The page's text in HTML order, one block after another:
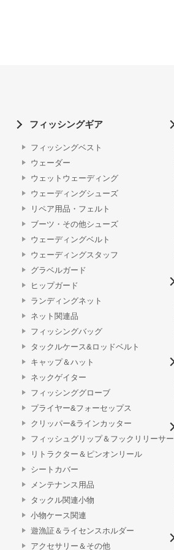
フィッシングギア
フィッシングベスト
ウェーダー
ウェットウェーディング
ウェーディングシューズ
リペア用品・フェルト
ブーツ・その他シューズ
ウェーディングベルト
ウェーディングスタッフ
グラベルガード
ヒップガード
ランディングネット
ネット関連品
フィッシングバッグ
タックルケース&ロッドベルト
キャップ＆ハット
ネックゲイター
フィッシンググローブ
プライヤー&フォーセップス
クリッパー&ラインカッター
フィッシュグリップ＆フックリリーサー
リトラクター＆ピンオンリール
シートカバー
メンテナンス用品
タックル関連小物
小物ケース関連
遊漁証＆ライセンスホルダー
アクセサリー＆その他